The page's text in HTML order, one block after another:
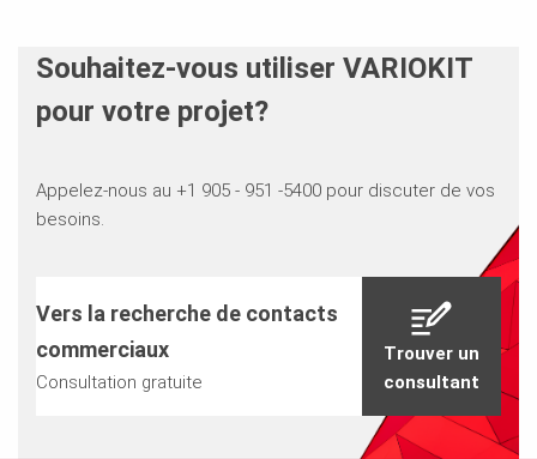
Souhaitez-vous utiliser VARIOKIT
pour votre projet?
Appelez-nous au +1 905 - 951 -5400 pour discuter de vos
besoins.
Vers la recherche de contacts
commerciaux
Consultation gratuite
Trouver un
consultant